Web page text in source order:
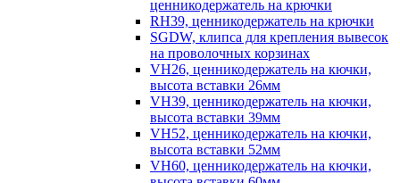
ценникодержатель на крючки
RH39, ценникодержатель на крючки
SGDW, клипса для крепления вывесок
на проволочных корзинах
VH26, ценникодержатель на кючки,
высота вставки 26мм
VH39, ценникодержатель на кючки,
высота вставки 39мм
VH52, ценникодержатель на кючки,
высота вставки 52мм
VH60, ценникодержатель на кючки,